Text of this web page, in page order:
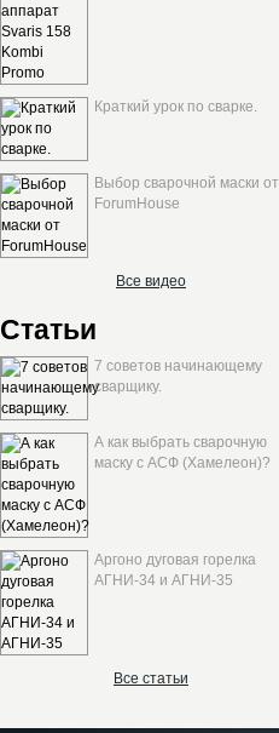
Краткий урок по сварке.
Выбор сварочной маски от
ForumHouse
Все видео
Статьи
7 советов начинающему
сварщику.
А как выбрать сварочную
маску с АСФ (Хамелеон)?
Аргоно дуговая горелка
АГНИ-34 и АГНИ-35
Все статьи